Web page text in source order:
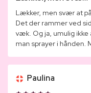
Lækker, men svær at
Det der rammer ved
væk. Og ja, umulig
man sprayer i hånden.
Paulina